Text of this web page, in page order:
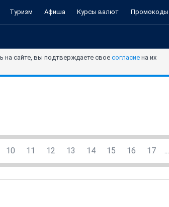
Туризм Афиша Курсы валют Промокоды
сайте, вы подтверждаете свое согласие на их
10 11 12 13 14 15 16 17 ...